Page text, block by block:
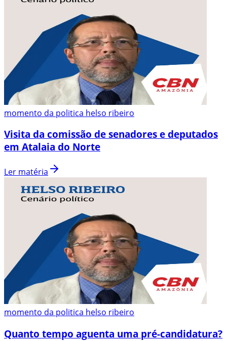
momento da politica helso ribeiro
Visita da comissão de senadores e deputados
em Atalaia do Norte
Ler matéria
momento da politica helso ribeiro
Quanto tempo aguenta uma pré-candidatura?